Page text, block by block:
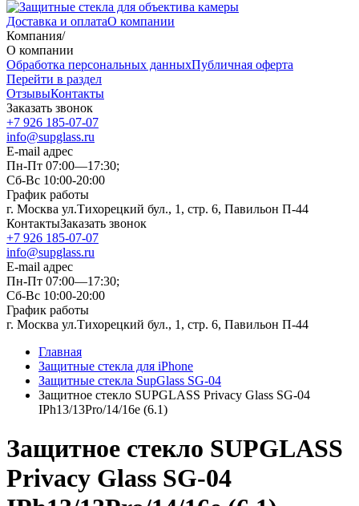
Доставка и оплатаО компании
Компания/
О компании
Обработка персональных данныхПубличная оферта
Перейти в раздел
ОтзывыКонтакты
Заказать звонок
+7 926 185-07-07
info@supglass.ru
E-mail адрес
Пн-Пт 07:00—17:30;
Сб-Вс 10:00-20:00
График работы
г. Москва ул.Тихорецкий бул., 1, стр. 6, Павильон П-44
КонтактыЗаказать звонок
+7 926 185-07-07
info@supglass.ru
E-mail адрес
Пн-Пт 07:00—17:30;
Сб-Вс 10:00-20:00
График работы
г. Москва ул.Тихорецкий бул., 1, стр. 6, Павильон П-44
Главная
Защитные стекла для iPhone
Защитные стекла SupGlass SG-04
Защитное стекло SUPGLASS Privacy Glass SG-04
IPh13/13Pro/14/16e (6.1)
Защитное стекло SUPGLASS
Privacy Glass SG-04